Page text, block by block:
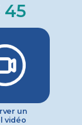
45
un
vidéo